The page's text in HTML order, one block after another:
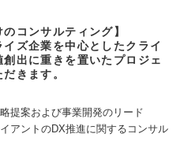
コンサルティング】
ズ企業を中心としたクライ
出に重きを置いたプロジェ
きます。
提案および事業開発のリード
アントのDX推進に関するコンサル